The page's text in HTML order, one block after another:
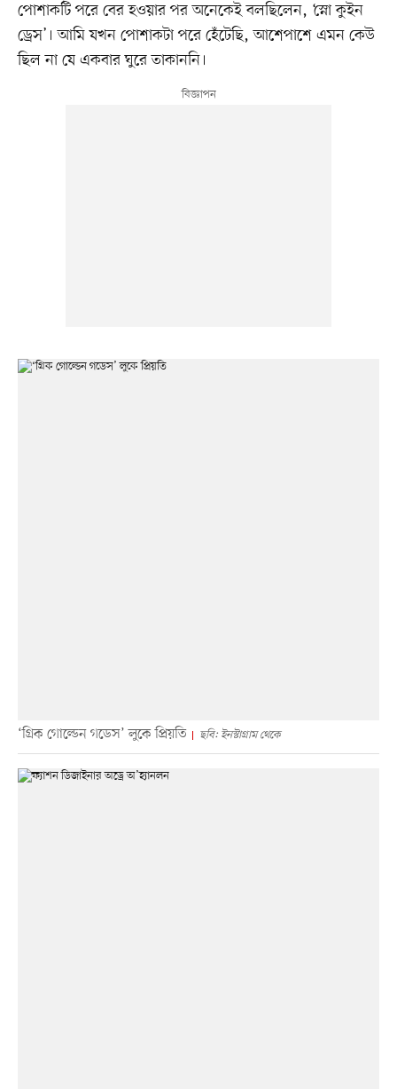
পোশাকটি পরে বের হওয়ার পর অনেকেই বলছিলেন, ‘স্নো কুইন
ড্রেস’। আমি যখন পোশাকটা পরে হেঁটেছি, আশেপাশে এমন কেউ
ছিল না যে একবার ঘুরে তাকাননি।
‘গ্রিক গোল্ডেন গডেস’ লুকে প্রিয়তি ছবি: ইনস্টাগ্রাম থেকে